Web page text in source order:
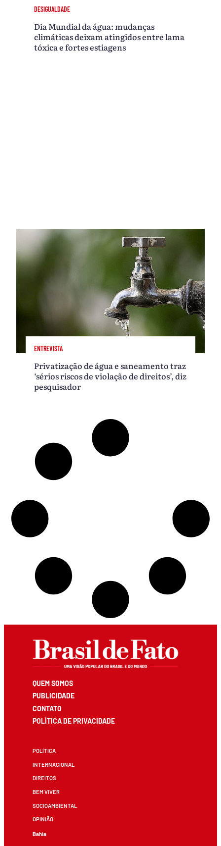
DESIGUALDADE
Dia Mundial da água: mudanças
climáticas deixam atingidos entre lama
tóxica e fortes estiagens
ENTREVISTA
Privatização de água e saneamento traz
‘sérios riscos de violação de direitos’, diz
pesquisador
QUEM SOMOS
PUBLICIDADE
CONTATO
POLÍTICA DE PRIVACIDADE
POLÍTICA
INTERNACIONAL
DIREITOS
BEM VIVER
SOCIOAMBIENTAL
OPINIÃO
Bahia